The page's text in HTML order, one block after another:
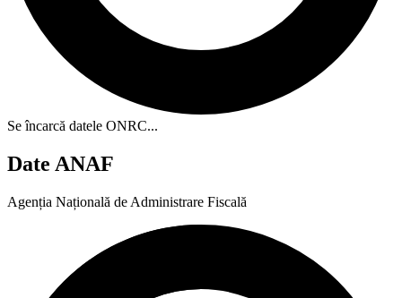
Se încarcă datele ONRC...
Date ANAF
Agenția Națională de Administrare Fiscală